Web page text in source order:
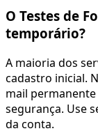
O Testes de
temporário?
A maioria dos
cadastro inicial.
mail
segurança. Use
da conta.